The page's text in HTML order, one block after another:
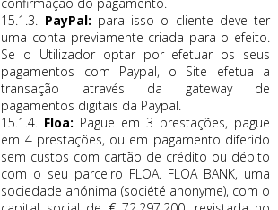
15.1.3. PayPal: para isso o cliente deve ter
uma conta previamente criada para o efeito.
Se o Utilizador optar por efetuar os seus
pagamentos com Paypal, o Site efetua a
transação através da gateway de
pagamentos digitais da Paypal.
15.1.4. Floa: Pague em 3 prestações, pague
em 4 prestações, ou em pagamento diferido
sem custos com cartão de crédito ou débito
com o seu parceiro FLOA. FLOA BANK, uma
sociedade anónima (société anonyme), com o